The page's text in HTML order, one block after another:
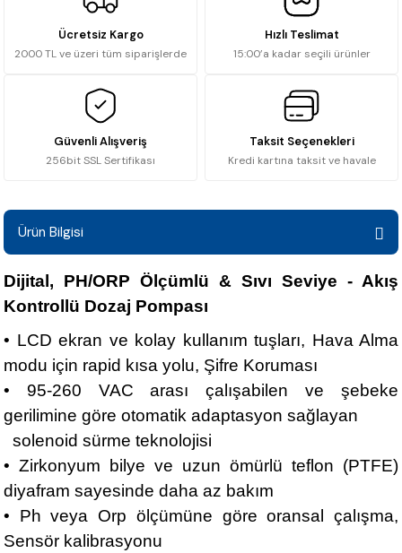
Ücretsiz Kargo
2000 TL ve üzeri tüm siparişlerde
Hızlı Teslimat
15:00’a kadar seçili ürünler
Güvenli Alışveriş
256bit SSL Sertifikası
Taksit Seçenekleri
Kredi kartına taksit ve havale
Ürün Bilgisi
Dijital, PH/ORP Ölçümlü & Sıvı Seviye - Akış
Kontrollü Dozaj Pompası
• LCD ekran ve kolay kullanım tuşları, Hava Alma
modu için rapid kısa yolu, Şifre Koruması
• 95-260 VAC arası çalışabilen ve şebeke
gerilimine göre otomatik adaptasyon sağlayan
solenoid sürme teknolojisi
• Zirkonyum bilye ve uzun ömürlü teflon (PTFE)
diyafram sayesinde daha az bakım
• Ph veya Orp ölçümüne göre oransal çalışma,
Sensör kalibrasyonu